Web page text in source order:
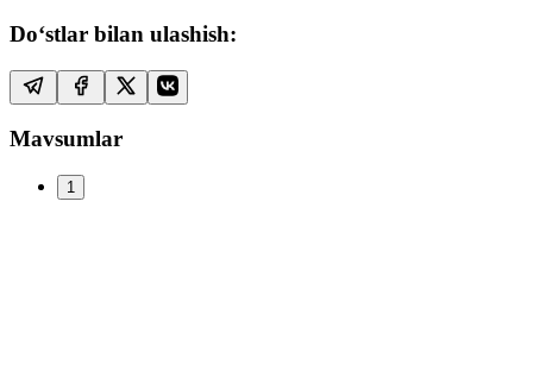
Do‘stlar bilan ulashish:
Mavsumlar
1